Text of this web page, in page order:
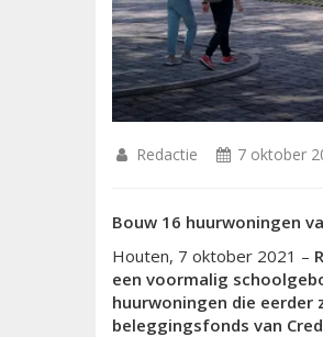
Redactie 7 oktober
Bouw 16 huurwoningen
Houten, 7 oktober 2021 –
een voormalig
huurwoningen die eerder
beleggingsfonds van